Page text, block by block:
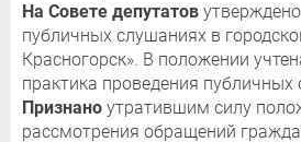
На Совете депутатов
публичных слушаниях в
Красногорск». В положении
практика проведения публичных
Признано утратившим силу
рассмотрения обращений